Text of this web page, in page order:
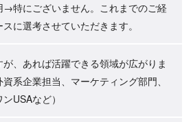
→特にございません。これまでのご経
に選考させていただきます。
が、あれば活躍できる領域が広がりま
系企業担当、マーケティング部門、
USAなど）